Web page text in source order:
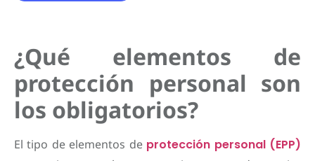
¿Qué elementos de
protección personal son
los obligatorios?
El tipo de elementos de protección personal (EPP)